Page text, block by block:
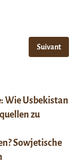
Suivant
Wie Usbekistan
zu
Sowjetische